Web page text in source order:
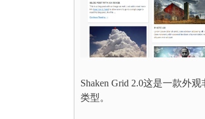
Shaken Grid 2.0这是一款外
类型。